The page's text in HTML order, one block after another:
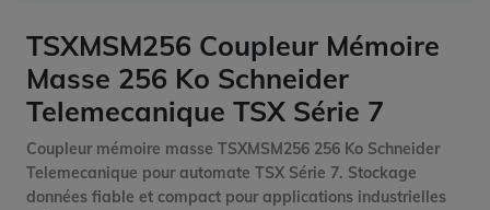
TSXMSM256 Coupleur Mémoire
Masse 256 Ko Schneider
Telemecanique TSX Série 7
Coupleur mémoire masse TSXMSM256 256 Ko Schneider
Telemecanique pour automate TSX Série 7. Stockage
données fiable et compact pour applications industrielles